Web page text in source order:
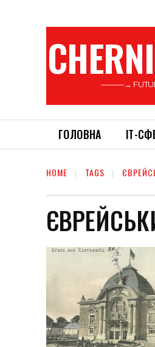
———→
ГОЛОВНА ІТ-
HOME TAGS